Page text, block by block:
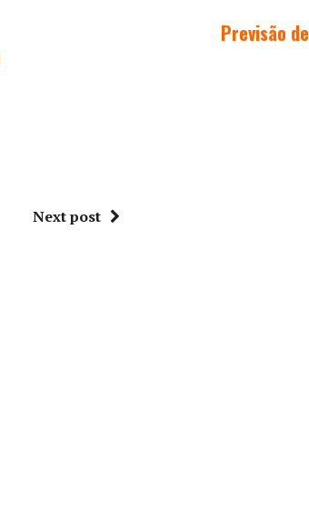
Previsão de
Next post